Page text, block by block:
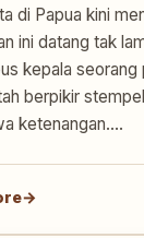
di Papua kini
ini datang tak
kepala seorang
berpikir
ketenangan.…